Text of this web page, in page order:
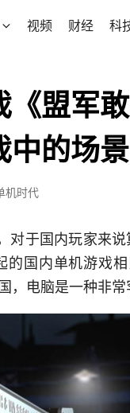
视频 财经 科
《盟军
的场景
机时代
对于国内玩家来
的国内单机游戏
，电脑是一种非